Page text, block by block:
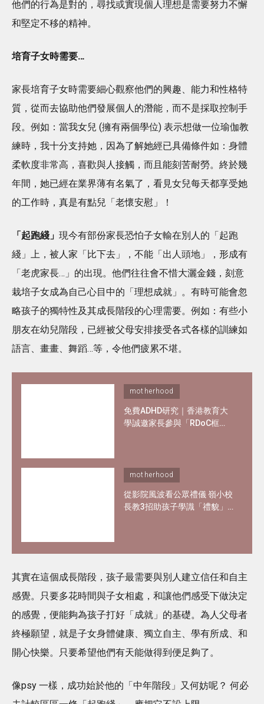
他們的行為是對的，尋找或實現個人理想是需要努力不懈
和堅定不移的精神。
培育子女時需要…
家長培育子女時需要細心觀察他們的興趣、能力和性格特
質，從而去協助他們發展個人的潛能，而不是採取控制手
段。例如：當我女兒 (擁有兩個學位) 表示想做一位瑜伽教
練時，我十分支持她，因為了解她經已具備條件如：身體
柔軟度非常高，喜歡與人接觸，而且能刻苦耐勞。終於幾
年間，她已經在業界薄有名氣了，看見女兒每天都享受她
的工作時，真是有點兒「老懷安慰」！
「起跑綫」 現今有部份家長恐怕子女輸在別人的「起跑
綫」上，被人家「比下去」，不能「出人頭地」，形成有
「老虎家長…」的出現。他們往往會不惜大灑金錢，刻意
栽培子女成為自己心目中的「理想成就」。有時可能會忽
略孩子的獨特性及其成長階段的心理需要。例如：有些小
朋友在幼兒階段，已經被父母安排接受各式各樣的訓練如
語言、畫畫、舞蹈…等，令他們疲累不堪。
motherhood
免費ADHD研究｜香港教育大
學誠邀家長參與「RDoC框
motherhood
從影院風波看公眾禮儀 嶺小校
長教3招助孩子學識「禮貌」
其實在這個成長階段，孩子最需要與別人建立信任和自主
感覺。只要多花時間與子女相處，和讓他們感受下做決定
的感覺，便能夠為孩子打好「成就」的基礎。為人父母者
終極願望，就是子女身體健康、獨立自主、學有所成、和
開心快樂。只要希望他們有天能做得到便足夠了。
像psy 一樣，成功始於他的「中年階段」又何妨呢？ 何必